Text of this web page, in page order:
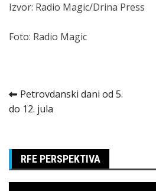
Izvor: Radio Magic/Drina Press
Foto: Radio Magic
Kretanje
članka
Petrovdanski dani od 5.
do 12. jula
RFE PERSPEKTIVA